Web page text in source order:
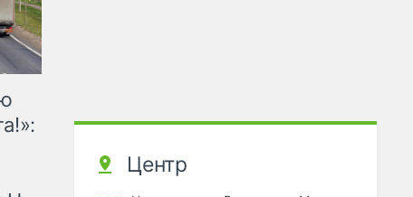
Центр